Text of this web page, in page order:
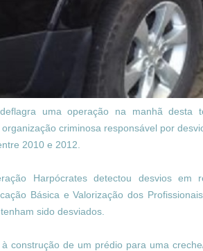
uma operação na manhã desta
criminosa responsável por
2010 e 2012.
Harpócrates detectou desvios em
Básica e Valorização dos
sido desviados.
construção de um prédio para uma